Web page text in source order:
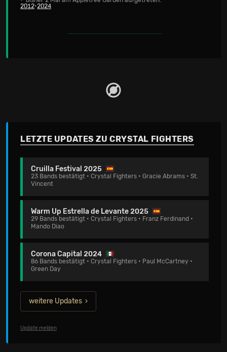
2012•2024
LETZTE UPDATES ZU CRYSTAL FIGHTERS
Cruilla Festival 2025
23 Bands bestätigt • Crystal Fighters • Gracie Abrams • St.
Vincent
Warm Up Estrella de Levante 2025
29 Bands bestätigt • Crystal Fighters • Franz Ferdinand •
Mando Diao
Corona Capital 2024
86 Bands bestätigt • Crystal Fighters • Paul McCartney •
Green Day
weitere Updates
Update melden